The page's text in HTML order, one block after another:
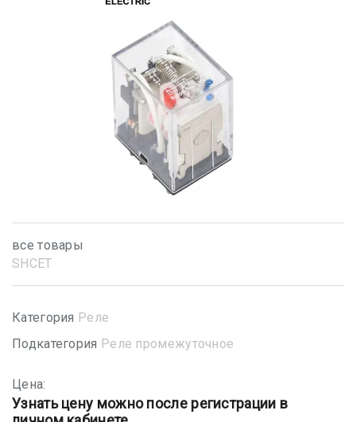
все товары
SHСET
Категория Реле
Подкатегория Реле промежуточное
Цена:
Узнать цену можно после регистрации в